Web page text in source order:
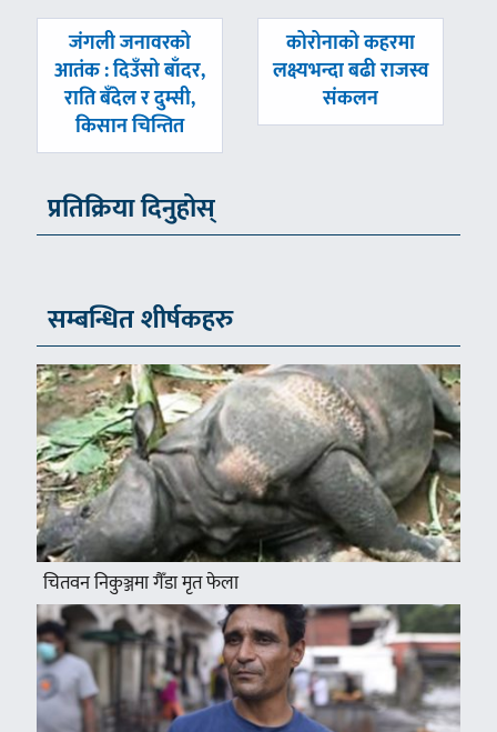
पछिल्लाे
-
जंगली जनावरको
आतंक : दिउँसो बाँदर,
राति बँदेल र दुम्सी,
किसान चिन्तित
अघिल्लाे
-
कोरोनाको कहरमा
लक्ष्यभन्दा बढी राजस्व
संकलन
प्रतिक्रिया दिनुहोस्
सम्बन्धित शीर्षकहरु
चितवन निकुञ्जमा गैँडा मृत फेला